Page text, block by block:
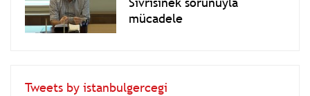
mücadele
Tweets by istanbulgercegi